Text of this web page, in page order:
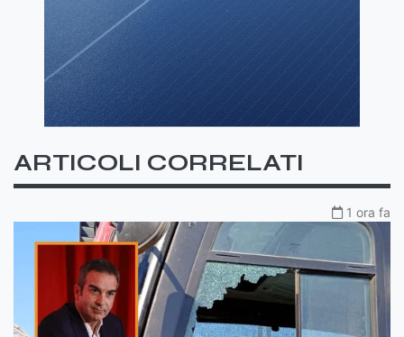
ARTICOLI CORRELATI
1 ora fa